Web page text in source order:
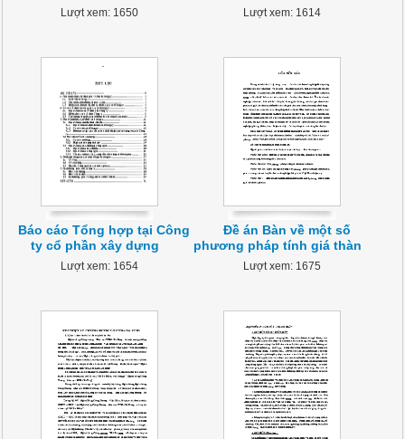
Lượt xem: 1650 Lượt xem: 1614
Báo cáo Tổng hợp tại Công
ty cổ phần xây dựng
Lượt xem: 1654
Đề án Bàn về một số
phương pháp tính giá thàn
Lượt xem: 1675